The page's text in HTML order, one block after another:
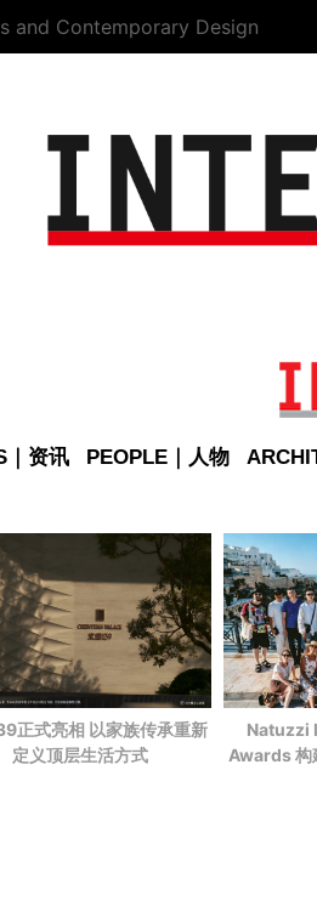
and Contemporary Design
｜资讯 PEOPLE｜人物
正式亮相 以家族传承重新
定义顶层生活方式
Natuzzi
Awards 构